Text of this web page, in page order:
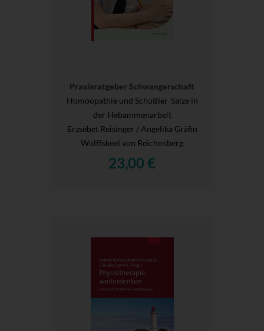
Praxisratgeber Schwangerschaft
Homöopathie und Schüßler-Salze in
der Hebammenarbeit
Erzsébet Reisinger / Angelika Gräfin
Wolffskeel von Reichenberg
23,00 €